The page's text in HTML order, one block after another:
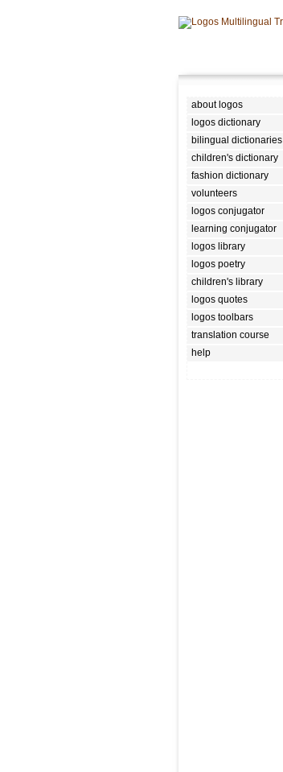
about logos
logos dictionary
bilingual dictionaries
children's dictionary
fashion dictionary
volunteers
logos conjugator
learning conjugator
logos library
logos poetry
children's library
logos quotes
logos toolbars
translation course
help